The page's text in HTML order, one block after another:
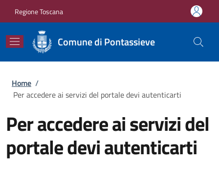
Regione Toscana
Comune di Pontassieve
Briciole di pane
Home /
Per accedere ai servizi del portale devi autenticarti
Per accedere ai servizi del
portale devi autenticarti